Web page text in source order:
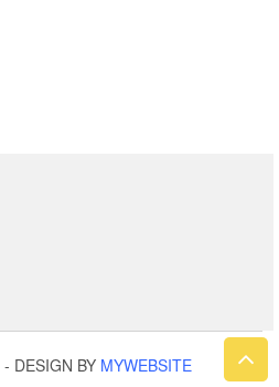
- DESIGN BY MYWEBSITE